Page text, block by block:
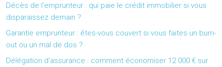
Décès de l’emprunteur : qui paie le crédit immobilier si vous
disparaissez demain ?
Garantie emprunteur : êtes-vous couvert si vous faites un burn-
out ou un mal de dos ?
Délégation d’assurance : comment économiser 12 000 € sur